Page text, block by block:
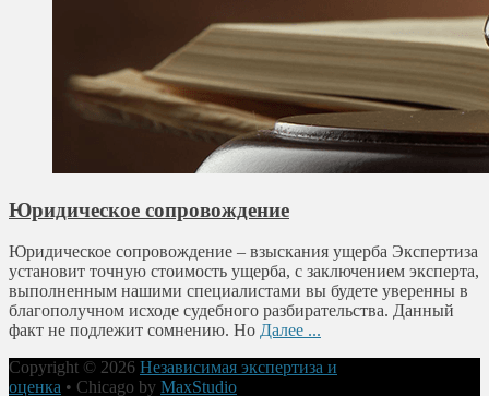
Юридическое сопровождение
Юридическое сопровождение – взыскания ущерба Экспертиза
установит точную стоимость ущерба, с заключением эксперта,
выполненным нашими специалистами вы будете уверенны в
благополучном исходе судебного разбирательства. Данный
факт не подлежит сомнению. Но Далее ...
Copyright © 2026 Независимая экспертиза и
оценка • Chicago by MaxStudio